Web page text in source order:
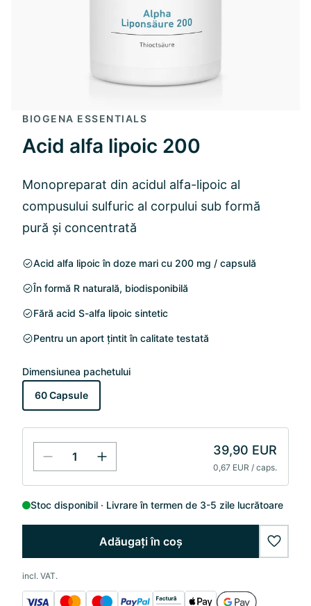
BIOGENA ESSENTIALS
Acid alfa lipoic 200
Monopreparat din acidul alfa-lipoic al
compusului sulfuric al corpului sub formă
pură și concentrată
Acid alfa lipoic în doze mari cu 200 mg / capsulă
În formă R naturală, biodisponibilă
Fără acid S-alfa lipoic sintetic
Pentru un aport țintit în calitate testată
Dimensiunea pachetului
60 Capsule
39,90 EUR
0,67 EUR / caps.
Stoc disponibil Livrare în termen de 3-5 zile lucrătoare
Adăugați în coș
incl. VAT.